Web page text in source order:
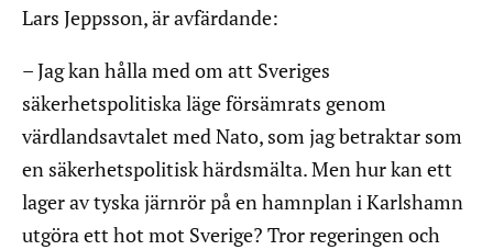
Lars Jeppsson, är avfärdande:
– Jag kan hålla med om att Sveriges
säkerhetspolitiska läge försämrats genom
värdlandsavtalet med Nato, som jag betraktar som
en säkerhetspolitisk härdsmälta. Men hur kan ett
lager av tyska järnrör på en hamnplan i Karlshamn
utgöra ett hot mot Sverige? Tror regeringen och